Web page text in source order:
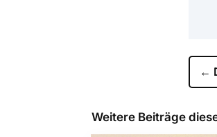
←
Weitere Beiträge